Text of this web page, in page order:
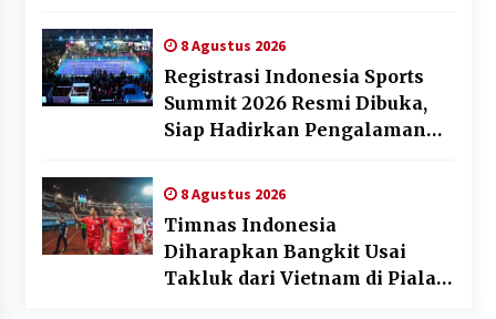
8 Agustus 2026
Registrasi Indonesia Sports
Summit 2026 Resmi Dibuka,
Siap Hadirkan Pengalaman
8 Agustus 2026
Timnas Indonesia
Diharapkan Bangkit Usai
Takluk dari Vietnam di Piala